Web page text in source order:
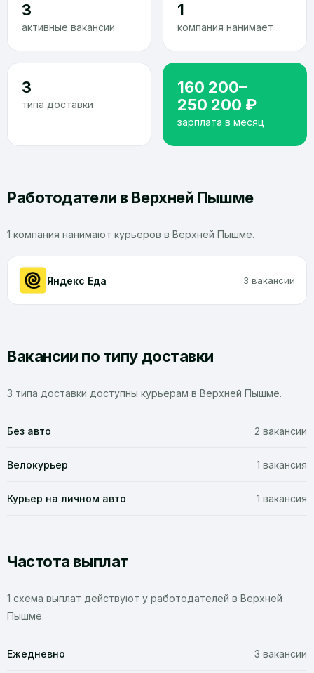
3
активные вакансии
1
компания нанимает
3
типа доставки
160 200–
250 200 ₽
зарплата в месяц
Работодатели в Верхней Пышме
1 компания нанимают курьеров в Верхней Пышме.
Яндекс Еда 3 вакансии
Вакансии по типу доставки
3 типа доставки доступны курьерам в Верхней Пышме.
Без авто 2 вакансии
Велокурьер 1 вакансия
Курьер на личном авто 1 вакансия
Частота выплат
1 схема выплат действуют у работодателей в Верхней
Пышме.
Ежедневно 3 вакансии